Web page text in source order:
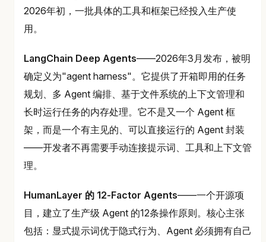
2026年初，一批具体的工具和框架已经投入生产使
用。
LangChain Deep Agents——2026年3月发布，被明
确定义为"agent harness"。它提供了开箱即用的任务
规划、多 Agent 编排、基于文件系统的上下文管理和
长时运行任务的内存处理。它不是又一个 Agent 框
架，而是一个有主见的、可以直接运行的 Agent 封装
——开发者不再需要手动连接提示词、工具和上下文管
理。
HumanLayer 的 12-Factor Agents——一个开源项
目，建立了生产级 Agent 的12条操作原则。核心主张
包括：显式提示词优于隐式行为、Agent 必须拥有自己